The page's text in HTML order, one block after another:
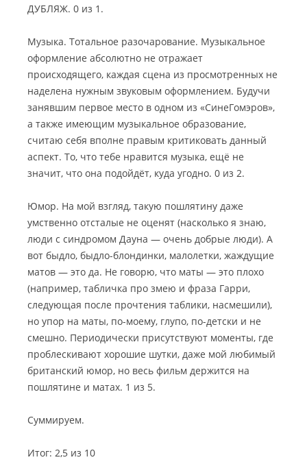
ДУБЛЯЖ. 0 из 1.
Музыка. Тотальное разочарование. Музыкальное
оформление абсолютно не отражает
происходящего, каждая сцена из просмотренных не
наделена нужным звуковым оформлением. Будучи
занявшим первое место в одном из «СинеГомэров»,
а также имеющим музыкальное образование,
считаю себя вполне правым критиковать данный
аспект. То, что тебе нравится музыка, ещё не
значит, что она подойдёт, куда угодно. 0 из 2.
Юмор. На мой взгляд, такую пошлятину даже
умственно отсталые не оценят (насколько я знаю,
люди с синдромом Дауна — очень добрые люди). А
вот быдло, быдло-блондинки, малолетки, жаждущие
матов — это да. Не говорю, что маты — это плохо
(например, табличка про змею и фраза Гарри,
следующая после прочтения таблики, насмешили),
но упор на маты, по-моему, глупо, по-детски и не
смешно. Периодически присутствуют моменты, где
проблескивают хорошие шутки, даже мой любимый
британский юмор, но весь фильм держится на
пошлятине и матах. 1 из 5.
Суммируем.
Итог: 2,5 из 10